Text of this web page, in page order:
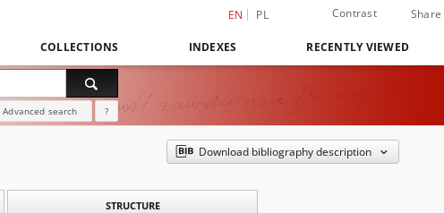
EN PL Contrast Share
COLLECTIONS INDEXES RECENTLY VIEWED
Advanced search ?
Download bibliography description
STRUCTURE